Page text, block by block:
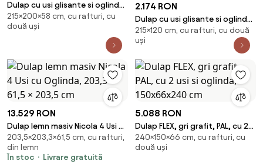
Dulap cu usi glisante si oglinda,
200x58x215 cm, Sonic 200,
ADRK Furniture (Culoare: Negru /
215×200×58 cm, cu rafturi, cu
două uși
2.174 RON
Dulap cu usi glisante si oglinda
Toura, ADRK Furniture (Culoare:
Alb / Negru Lacobel, Dimensiuni:
215×120 cm, cu rafturi, cu două
uși
13.529 RON
Dulap lemn masiv Nicola 4 Usi cu
Oglinda, 203,3 × 61,5 × 203,5
cm
203,5×203,3×61,5 cm, cu rafturi,
din lemn
În stoc
Livrare gratuită
5.088 RON
Dulap FLEX, gri grafit, PAL, cu 2
usi si oglinda, 150x66x240 cm
240×150×66 cm, cu rafturi, cu
două uși